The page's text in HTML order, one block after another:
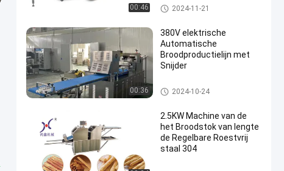
00:46
Gestoomde Gevulde Broodjes
machine
2024-11-21
00:36
380V elektrische
Automatische
Broodproductielijn met
Snijder
Broodproductielijn
2024-10-24
2.5KW Machine van de
het Broodstok van lengte
de Regelbare Roestvrij
staal 304